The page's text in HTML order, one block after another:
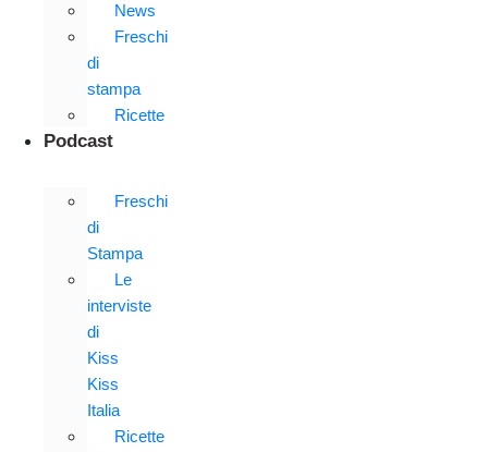
News
Freschi
di
stampa
Ricette
Podcast
Freschi
di
Stampa
Le
interviste
di
Kiss
Kiss
Italia
Ricette